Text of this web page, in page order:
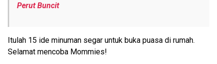
Perut Buncit
Itulah 15 ide minuman segar untuk buka puasa di rumah.
Selamat mencoba Mommies!